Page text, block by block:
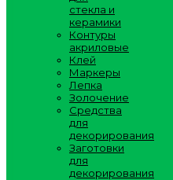
стекла и
керамики
Контуры
акриловые
Клей
Маркеры
Лепка
Золочение
Средства
для
декорирования
Заготовки
для
декорирования